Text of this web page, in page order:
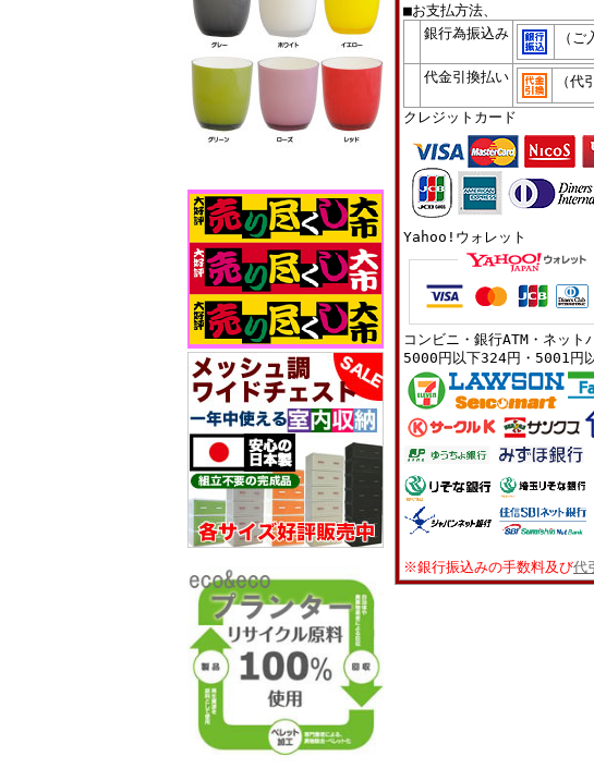
■お支払方法、
銀行為振込み
（ご
代金引換払い （代
クレジットカード
Yahoo!ウォレット
コンビニ・銀行ATM・ネット
5000円以下324円・5001円
※銀行振込みの手数料及び代